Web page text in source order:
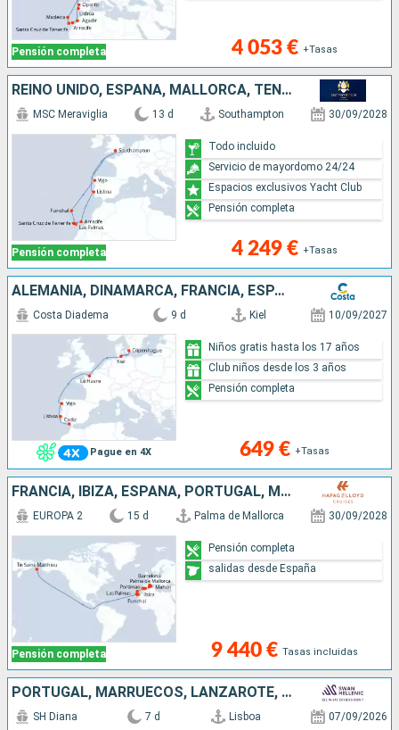
Pensión completa 4 053 € +Tasas
REINO UNIDO, ESPAÑA, MALLORCA, TENERIFE, LANZAROTE, PORTUGAL
Pensión completa
MSC Meraviglia 13 d Southampton 30/09/2028
4 249 € +Tasas
Todo incluido
Servicio de mayordomo 24/24
Espacios exclusivos Yacht Club
Pensión completa
ALEMANIA, DINAMARCA, FRANCIA, ESPAÑA, PORTUGAL
Pague en 4X
Costa Diadema 9 d Kiel 10/09/2027
649 € +Tasas
Niños gratis hasta los 17 años
Club niños desde los 3 años
Pensión completa
FRANCIA, IBIZA, ESPAÑA, PORTUGAL, MALLORCA, ISLANDIA
Pensión completa
EUROPA 2 15 d Palma de Mallorca 30/09/2028
9 440 € Tasas incluidas
Pensión completa
salidas desde España
PORTUGAL, MARRUECOS, LANZAROTE, ESPAÑA
SH Diana 7 d Lisboa 07/09/2026